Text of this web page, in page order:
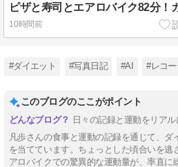
10時間前
#ダイエット #写真日記 #AI #レコ
このブログのここがポイント
日々の記録と運動をリア
凡歩さんの食事と運動の記録を通じて、
を当てています。ちょっとした頃合いを逃
アロバイクでの驚異的な運動量が、率直に